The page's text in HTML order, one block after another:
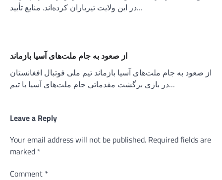
در این ولایت تیرباران کرده‌اند. منابع تأیید…
از صعود به جام ملت‌های آسیا بازماند
از صعود به جام ملت‌های آسیا بازماند تیم ملی فوتبال افغانستان
در بازی برگشت مقدماتی جام ملت‌های آسیا با تیم…
Leave a Reply
Your email address will not be published. Required fields are
marked *
Comment *